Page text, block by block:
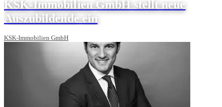
KSK-Immobilien GmbH stellt neue
Auszubildende ein
KSK-Immobilien GmbH